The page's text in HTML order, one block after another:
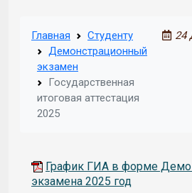
Главная
Студенту
Демонстрационный
экзамен
Государственная
итоговая аттестация
2025
24
График ГИА в форме
экзамена 2025 год